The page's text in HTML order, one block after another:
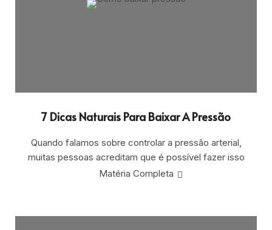
7 Dicas Naturais Para Baixar A Pressão
Quando falamos sobre controlar a pressão arterial,
muitas pessoas acreditam que é possível fazer isso
Matéria Completa